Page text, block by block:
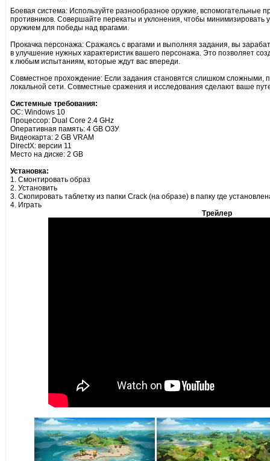
Боевая система: Используйте разнообразное оружие, вспомогательные
противников. Совершайте перекаты и уклонения, чтобы
оружием для победы над врагами.
Прокачка персонажа: Сражаясь с врагами и выполняя задания, вы
в улучшение нужных характеристик вашего персонажа. Это позволяет
к любым испытаниям, которые ждут вас впереди.
Совместное прохождение: Если задания становятся слишком сложными,
локальной сети. Совместные сражения и исследования сделают ваше
Системные требования:
ОС: Windows 10
Процессор: Dual Core 2.4 GHz
Оперативная память: 4 GB ОЗУ
Видеокарта: 2 GB VRAM
DirectX: версии 11
Место на диске: 2 GB
Установка:
1. Смонтировать образ
2. Установить
3. Скопировать таблетку из папки Crack (на образе) в папку где
4. Играть
Трейлер